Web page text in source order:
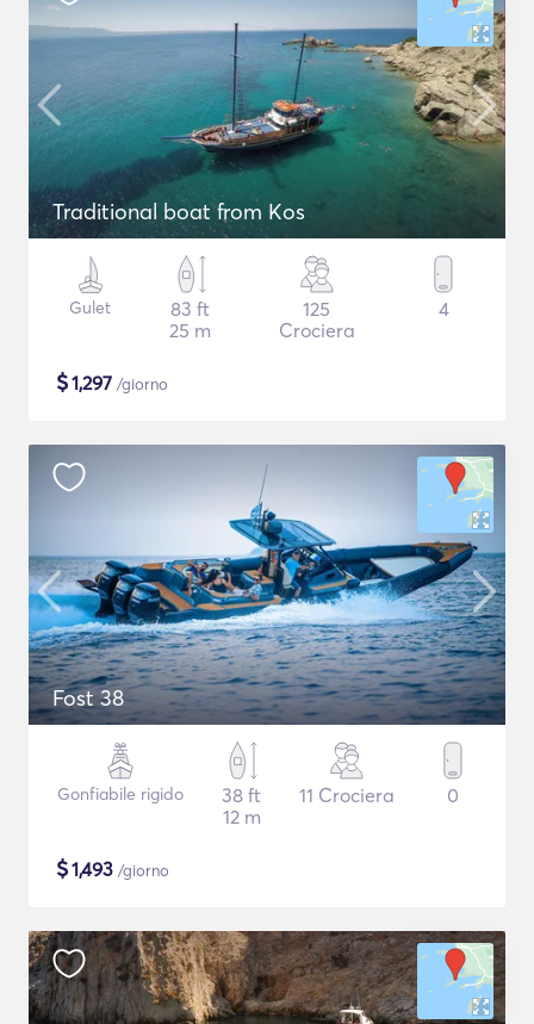
Traditional boat from Kos
Gulet
83 ft
25 m
125
Crociera
4
$1,297 /giorno
Fost 38
Gonfiabile rigido
38 ft
12 m
11 Crociera 0
$1,493 /giorno